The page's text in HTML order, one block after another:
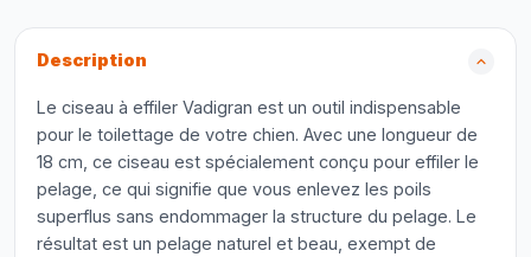
Description
Le ciseau à effiler Vadigran est un outil indispensable
pour le toilettage de votre chien. Avec une longueur de
18 cm, ce ciseau est spécialement conçu pour effiler le
pelage, ce qui signifie que vous enlevez les poils
superflus sans endommager la structure du pelage. Le
résultat est un pelage naturel et beau, exempt de